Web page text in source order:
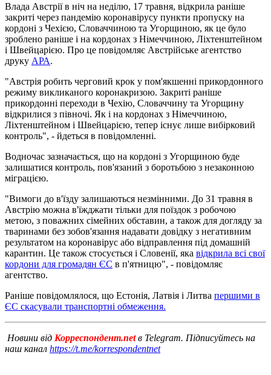
Влада Австрії в ніч на неділю, 17 травня, відкрила раніше
закриті через пандемію коронавірусу пункти пропуску на
кордоні з Чехією, Словаччиною та Угорщиною, як це було
зроблено раніше і на кордонах з Німеччиною, Ліхтенштейном
і Швейцарією. Про це повідомляє Австрійське агентство
друку АРА.
"Австрія робить черговий крок у пом'якшенні прикордонного
режиму викликаного коронакризою. Закриті раніше
прикордонні переходи в Чехію, Словаччину та Угорщину
відкрилися з півночі. Як і на кордонах з Німеччиною,
Ліхтенштейном і Швейцарією, тепер існує лише вибірковий
контроль", - йдеться в повідомленні.
Водночас зазначається, що на кордоні з Угорщиною буде
залишатися контроль, пов'язаний з боротьбою з незаконною
міграцією.
"Вимоги до в'їзду залишаються незмінними. До 31 травня в
Австрію можна в'їжджати тільки для поїздок з робочою
метою, з поважних сімейних обставин, а також для догляду за
тваринами без зобов'язання надавати довідку з негативним
результатом на коронавірус або відправлення під домашній
карантин. Це також стосується і Словенії, яка відкрила всі свої
кордони для громадян ЄС в п'ятницю", - повідомляє
агентство.
Раніше повідомлялося, що Естонія, Латвія і Литва першими в
ЄС скасували транспортні обмеження.
Новини від Корреспондент.netв Telegram. Підписуйтесь на
наш канал https://t.me/korrespondentnet